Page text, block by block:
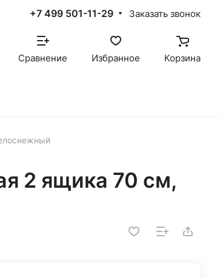
+7 499 501-11-29 Заказать звонок
Сравнение Избранное Корзина
2 ящика 70 см,